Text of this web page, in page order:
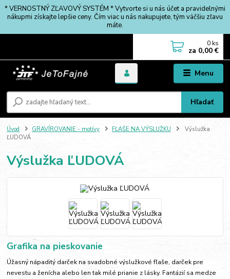
* VERNOSTNÝ ZĽAVOVÝ SYSTÉM * Vytvorte si u nás účet a pravidelnými
nákupmi získajte lepšie ceny. Čím viac u nás nakupujete, tým väčšiu zľavu
máte.
Menu
Hľadať
0 ks
za 0,00 €
Úvod GRAVÍROVANIE - motívy FĽAŠE NA VÝSLUŽKU
Výslužka
ĽUDOVÁ
Výslužka ĽUDOVÁ
Grafika na pieskovanie
Úžasný nápaditý darček na svadobné výslužkové fľaše, darček pre
nevestu a ženícha alebo len tak milé prianie z lásky. Fantázií sa medze